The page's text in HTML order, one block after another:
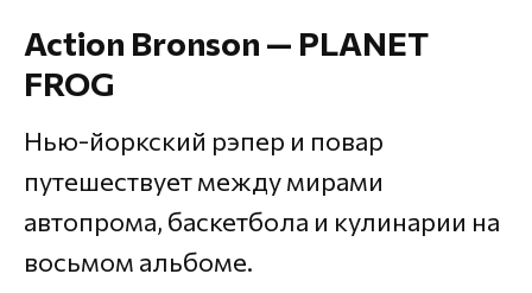
Action Bronson — PLANET
FROG
Нью-йоркский рэпер и повар
путешествует между мирами
автопрома, баскетбола и кулинарии на
восьмом альбоме.